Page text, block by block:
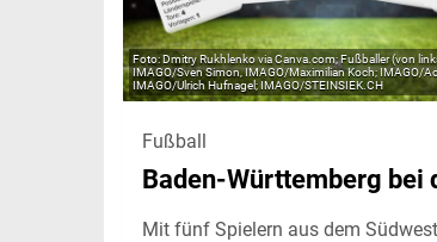
Dmitry Rukhlenko via Canva.com; Fußballer (von
IMAGO/Sven Simon, IMAGO/Maximilian Koch; IMAGO/
IMAGO/Ulrich Hufnagel; IMAGO/STEINSIEK.CH
Fußball
Baden-Württemberg bei
Mit fünf Spielern aus dem